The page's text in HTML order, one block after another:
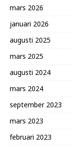
mars 2026
januari 2026
augusti 2025
mars 2025
augusti 2024
mars 2024
september 2023
mars 2023
februari 2023